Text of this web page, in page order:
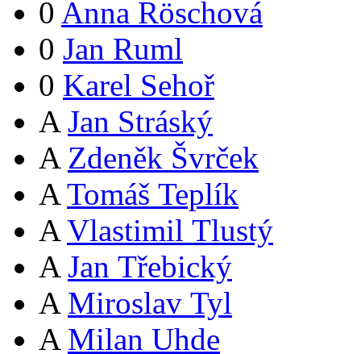
0 Anna Röschová
0 Jan Ruml
0 Karel Sehoř
A Jan Stráský
A Zdeněk Švrček
A Tomáš Teplík
A Vlastimil Tlustý
A Jan Třebický
A Miroslav Tyl
A Milan Uhde